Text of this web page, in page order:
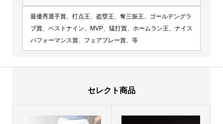
最優秀選手賞、打点王、盗塁王、奪三振王、ゴールデングラ
ブ賞、ベストナイン、MVP、猛打賞、ホームラン王、ナイス
パフォーマンス賞、フェアプレー賞、等
セレクト商品